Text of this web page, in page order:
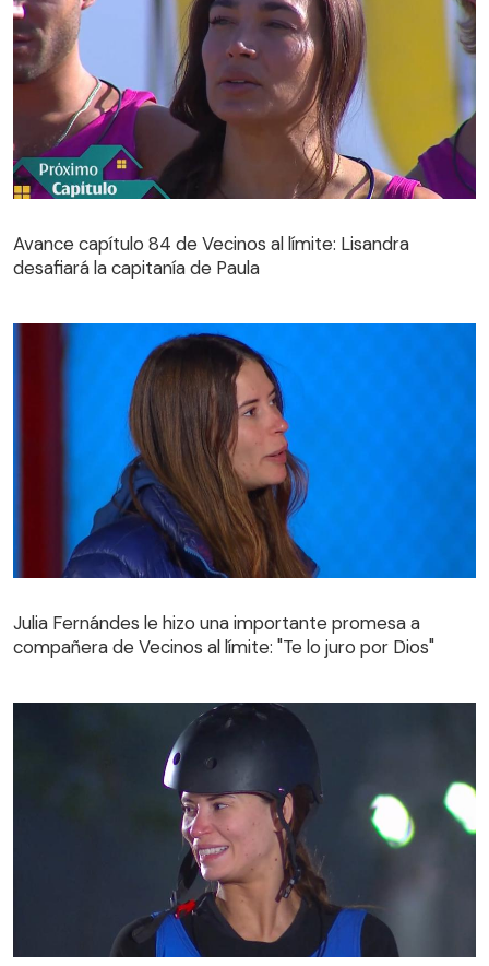
desafiará la capitanía de Paula
Avance capítulo 84 de Vecinos al límite: Lisandra
desafiará la capitanía de Paula
compañera de Vecinos al límite: "Te lo juro por Dios"
Julia Fernándes le hizo una importante promesa a
compañera de Vecinos al límite: "Te lo juro por Dios"